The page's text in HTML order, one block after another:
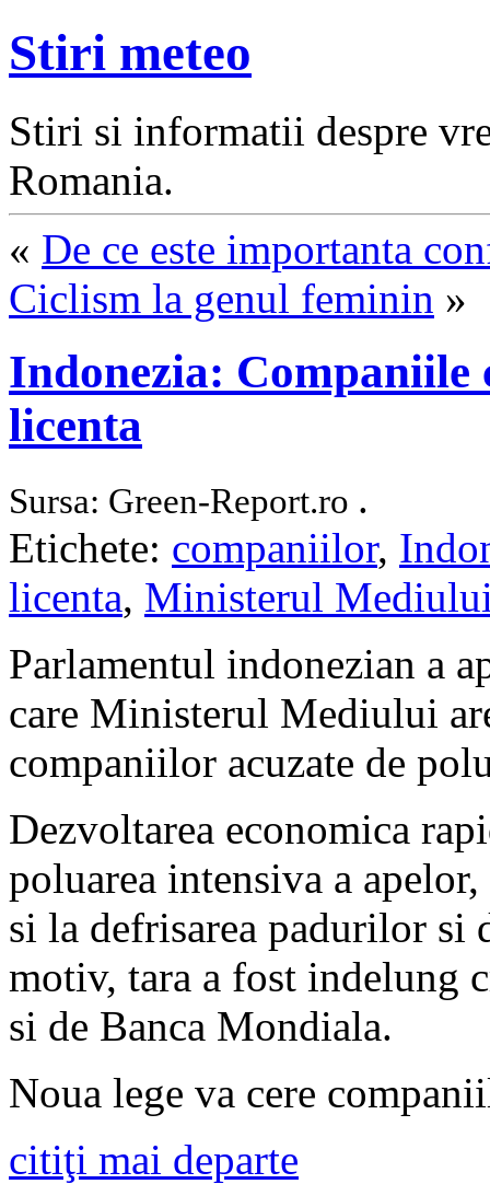
Stiri meteo
Stiri si informatii despre
Romania.
« De ce este importanta
Ciclism la genul feminin »
Indonezia: Companiile
licenta
Sursa: Green-Report.ro .
Etichete: companiilor,
licenta, Ministerul
Parlamentul indonezian a
care Ministerul Mediului
companiilor acuzate de
Dezvoltarea economica
poluarea intensiva a
si la defrisarea padurilor si
motiv, tara a fost indelung
si de Banca Mondiala.
Noua lege va cere
citiţi mai departe